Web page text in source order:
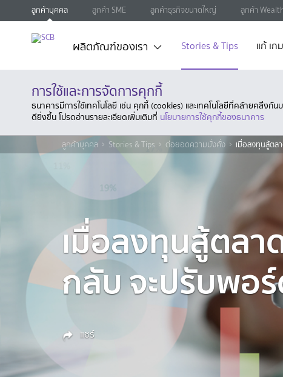
ลูกค้าบุคคล ลูกค้า SME ลูกค้าธุรกิจขนาดใหญ่ ลูกค้า
ผลิตภัณฑ์ของเรา Stories & Tips แก้ เก
การใช้และการจัดการคุกกี้
ธนาคารมีการใช้เทคโนโลยี เช่น คุกกี้ (cookies) และเทคโนโลยีที่คล้ายคลึง
ดียิ่งขึ้น โปรดอ่านรายละเอียดเพิ่มเติมที่ นโยบายการใช้คุกกี้ของธนาคาร
ลูกค้าบุคคล Stories & Tips ต่อยอดความมั่งคั่ง เมื่อลงทุนสู้ตล
เมื่อลงทุนสู้ตล
กลับ จะปรับพอ
แชร์